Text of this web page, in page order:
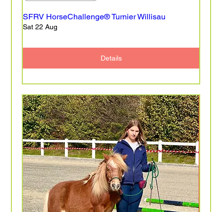
SFRV HorseChallenge® Turnier Willisau
Sat 22 Aug
Details